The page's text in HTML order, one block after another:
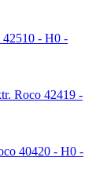
42510 - H0 -
Roco 42419 -
40420 - H0 -